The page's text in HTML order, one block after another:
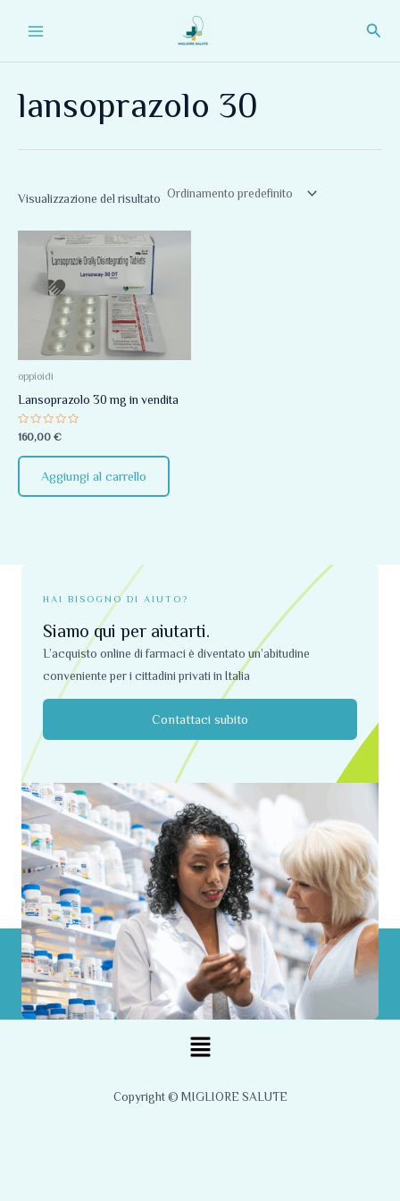
lansoprazolo 30
Visualizzazione del risultato
oppioidi
Lansoprazolo 30 mg in vendita
Valutato
0
su
5
160,00 €
Aggiungi al carrello
HAI BISOGNO DI AIUTO?
Siamo qui per aiutarti.
L’acquisto online di farmaci è diventato un’abitudine
conveniente per i cittadini privati ​​in Italia
Contattaci subito
Menu
Copyright © MIGLIORE SALUTE